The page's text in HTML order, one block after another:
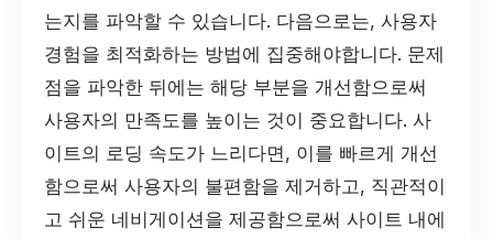
는지를 파악할 수 있습니다. 다음으로는, 사용자
경험을 최적화하는 방법에 집중해야합니다. 문제
점을 파악한 뒤에는 해당 부분을 개선함으로써
사용자의 만족도를 높이는 것이 중요합니다. 사
이트의 로딩 속도가 느리다면, 이를 빠르게 개선
함으로써 사용자의 불편함을 제거하고, 직관적이
고 쉬운 네비게이션을 제공함으로써 사이트 내에